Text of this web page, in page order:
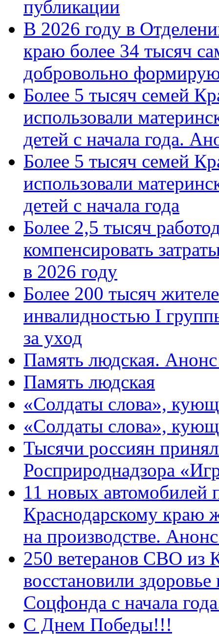
публикации
В 2026 году в
краю более 34 тысяч
добровольно
Более 5 тысяч семей
использовали
детей с начала года.
Более 5 тысяч семей
использовали
детей с начала года
Более 2,5 тысяч
компенсировать
в 2026 году
Более 200 тысяч
инвалидностью I
за уход
Память людская.
Память людская
«Солдаты слова»,
«Солдаты слова»,
Тысячи россиян
Росприроднадзора
11 новых автомобилей
Краснодарскому краю
на производстве.
250 ветеранов СВО из
восстановили
Соцфонда с начала
С Днем Победы!!!